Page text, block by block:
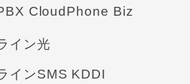
CloudPhone Biz
イン光
インSMS KDDI